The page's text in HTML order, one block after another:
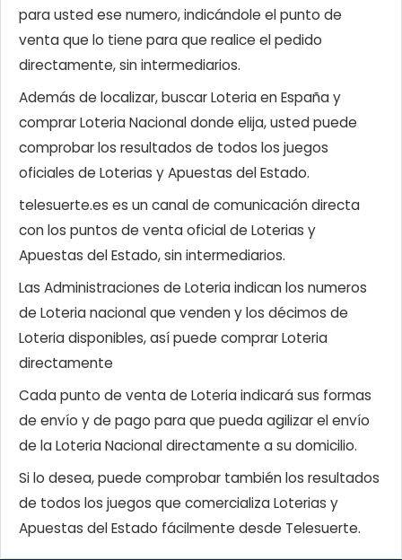
para usted ese numero, indicándole el punto de
venta que lo tiene para que realice el pedido
directamente, sin intermediarios.
Además de localizar, buscar Loteria en España y
comprar Loteria Nacional donde elija, usted puede
comprobar los resultados de todos los juegos
oficiales de Loterias y Apuestas del Estado.
telesuerte.es es un canal de comunicación directa
con los puntos de venta oficial de Loterias y
Apuestas del Estado, sin intermediarios.
Las Administraciones de Loteria indican los numeros
de Loteria nacional que venden y los décimos de
Loteria disponibles, así puede comprar Loteria
directamente
Cada punto de venta de Loteria indicará sus formas
de envío y de pago para que pueda agilizar el envío
de la Loteria Nacional directamente a su domicilio.
Si lo desea, puede comprobar también los resultados
de todos los juegos que comercializa Loterias y
Apuestas del Estado fácilmente desde Telesuerte.